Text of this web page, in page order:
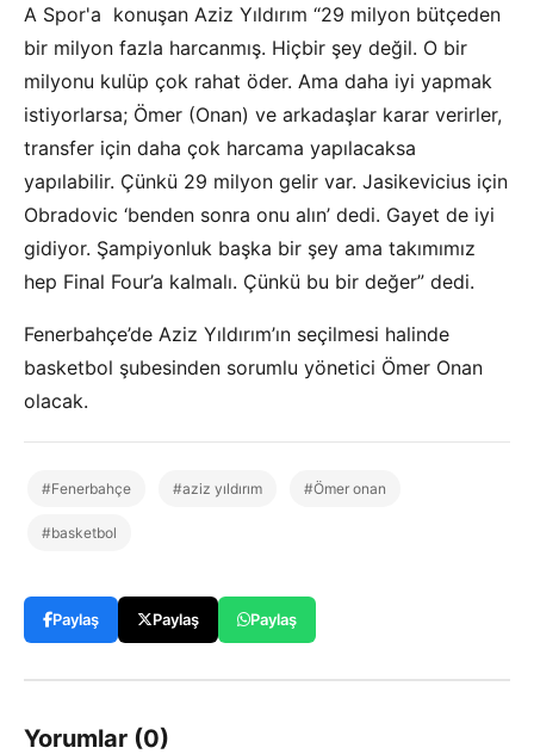
A Spor'a konuşan Aziz Yıldırım “29 milyon bütçeden
bir milyon fazla harcanmış. Hiçbir şey değil. O bir
milyonu kulüp çok rahat öder. Ama daha iyi yapmak
istiyorlarsa; Ömer (Onan) ve arkadaşlar karar verirler,
transfer için daha çok harcama yapılacaksa
yapılabilir. Çünkü 29 milyon gelir var. Jasikevicius için
Obradovic ‘benden sonra onu alın’ dedi. Gayet de iyi
gidiyor. Şampiyonluk başka bir şey ama takımımız
hep Final Four’a kalmalı. Çünkü bu bir değer” dedi.
Fenerbahçe’de Aziz Yıldırım’ın seçilmesi halinde
basketbol şubesinden sorumlu yönetici Ömer Onan
olacak.
#Fenerbahçe #aziz yıldırım #Ömer onan
#basketbol
Paylaş Paylaş Paylaş
Yorumlar (0)